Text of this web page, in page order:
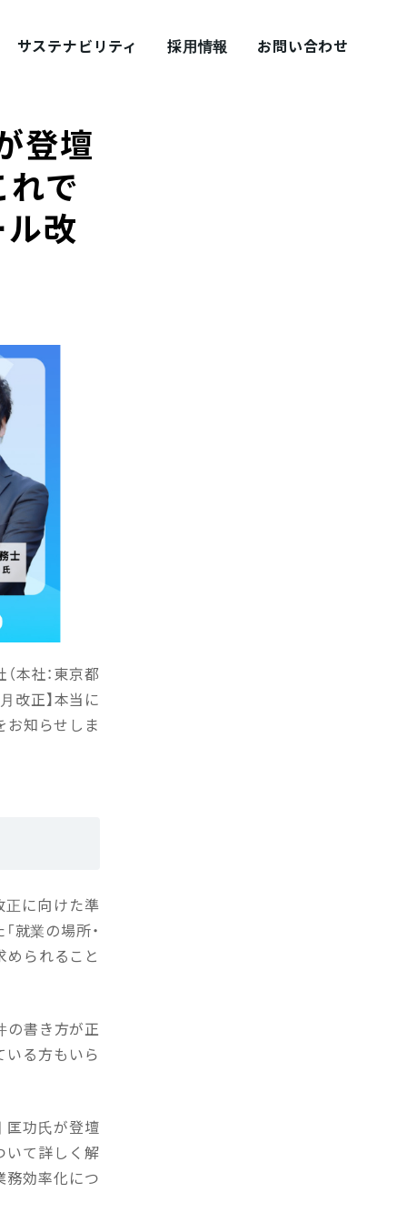
サステナビリティ 採用情報
採用ブログ シェアズ！
お問い合わせ
登壇
れで
改
本社：東京都
改正】本当に
お知らせしま
に向けた準
就業の場所・
められること
の書き方が正
いる方もいら
匡功氏が登壇
いて詳しく解
務効率化につ